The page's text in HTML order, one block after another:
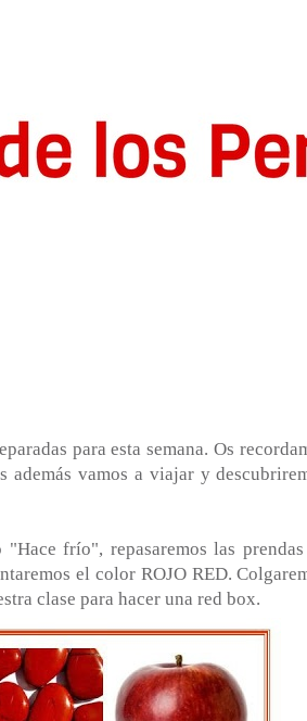
para esta semana. Os
vamos a viajar y
frío", repasaremos las prendas
el color ROJO RED.
clase para hacer una red box.